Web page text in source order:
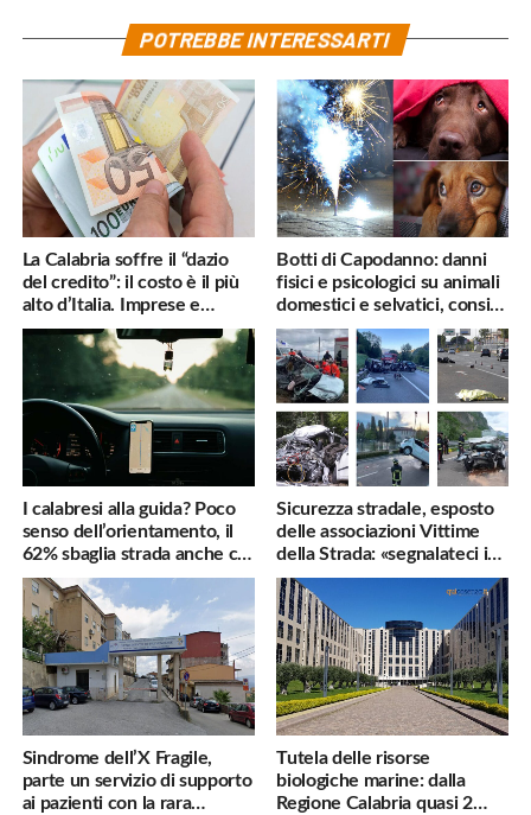
POTREBBE INTERESSARTI
La Calabria soffre il “dazio
del credito”: il costo è il più
alto d’Italia. Imprese e
famiglie penalizzate
Botti di Capodanno: danni
fisici e psicologici su animali
domestici e selvatici, consigli
utili
I calabresi alla guida? Poco
senso dell’orientamento, il
62% sbaglia strada anche col
navigatore
Sicurezza stradale, esposto
delle associazioni Vittime
della Strada: «segnalateci i
pericoli, interverremo
subito»
Sindrome dell’X Fragile,
parte un servizio di supporto
ai pazienti con la rara
Tutela delle risorse
biologiche marine: dalla
Regione Calabria quasi 2